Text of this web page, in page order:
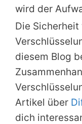
wird der
Die
diesem Blog
Artikel über
dich